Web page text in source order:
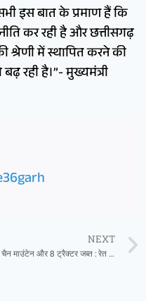
इस बात के प्रमाण हैं कि
कर रही है और छत्तीसगढ़
श्रेणी में स्थापित करने की
रही है।”- मुख्यमंत्री
NEXT
एक चैन माउंटेन और 8 ट्रैक्टर जब्त : रेत भंडारण की दो अनुज्ञप्तियां निरस्त